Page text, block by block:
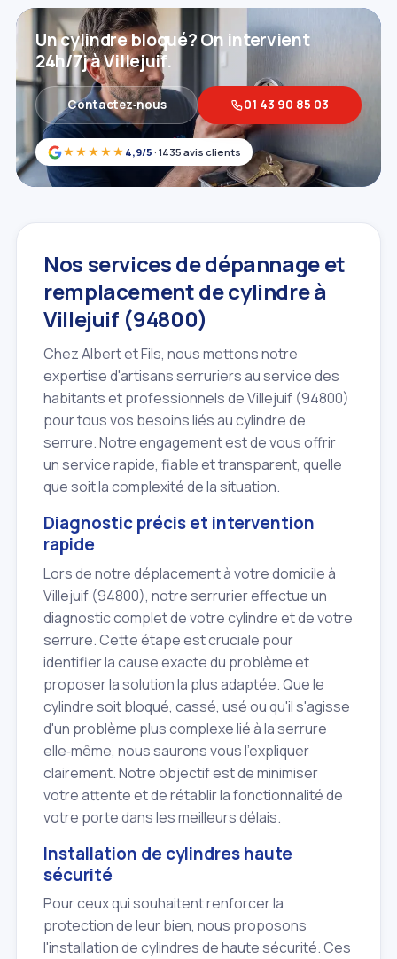
★★★★★ 4,9/5 · 1435 avis clients
Un cylindre bloqué? On intervient
24h/7j à Villejuif.
Contactez‑nous 01 43 90 85 03
Nos services de dépannage et
remplacement de cylindre à
Villejuif (94800)
Chez Albert et Fils, nous mettons notre
expertise d'artisans serruriers au service des
habitants et professionnels de Villejuif (94800)
pour tous vos besoins liés au cylindre de
serrure. Notre engagement est de vous offrir
un service rapide, fiable et transparent, quelle
que soit la complexité de la situation.
Diagnostic précis et intervention
rapide
Lors de notre déplacement à votre domicile à
Villejuif (94800), notre serrurier effectue un
diagnostic complet de votre cylindre et de votre
serrure. Cette étape est cruciale pour
identifier la cause exacte du problème et
proposer la solution la plus adaptée. Que le
cylindre soit bloqué, cassé, usé ou qu'il s'agisse
d'un problème plus complexe lié à la serrure
elle‑même, nous saurons vous l'expliquer
clairement. Notre objectif est de minimiser
votre attente et de rétablir la fonctionnalité de
votre porte dans les meilleurs délais.
Installation de cylindres haute
sécurité
Pour ceux qui souhaitent renforcer la
protection de leur bien, nous proposons
l'installation de cylindres de haute sécurité. Ces